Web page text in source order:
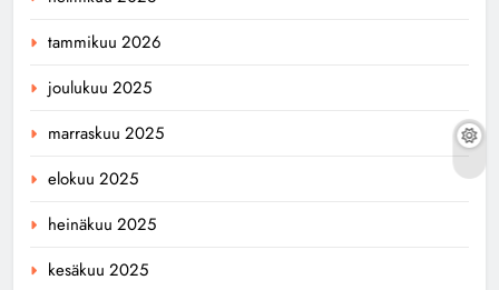
tammikuu 2026
joulukuu 2025
marraskuu 2025
elokuu 2025
heinäkuu 2025
kesäkuu 2025